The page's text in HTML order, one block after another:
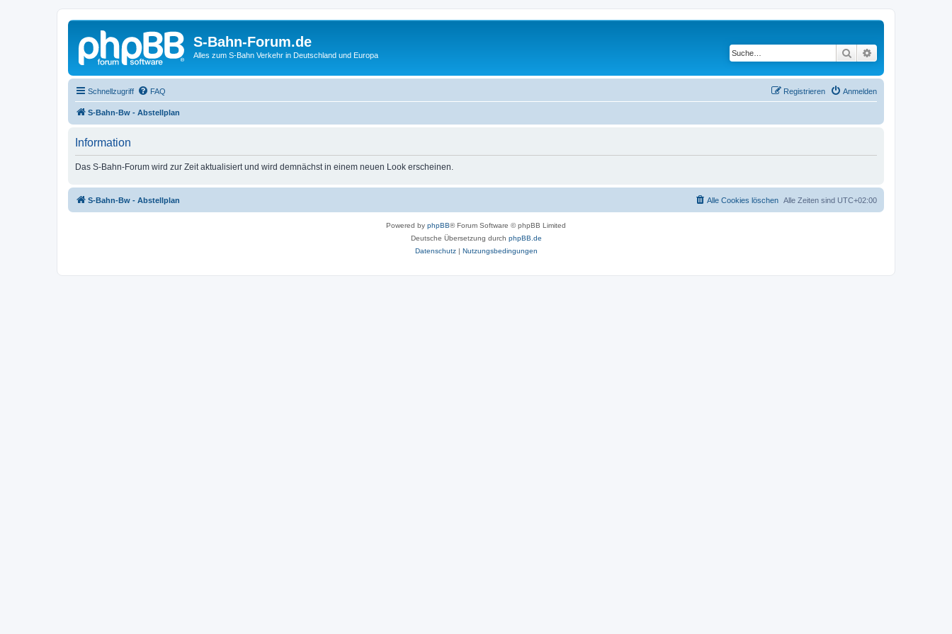
S-Bahn-Forum.de
Alles zum S-Bahn Verkehr in Deutschland und Europa Suche
Schnellzugriff FAQ Anmelden
Registrieren
S-Bahn-Bw - Abstellplan
Information
Das S-Bahn-Forum wird zur Zeit aktualisiert und wird demnächst in einem neuen Look erscheinen.
S-Bahn-Bw - Abstellplan Alle Zeiten sind UTC+02:00
Alle Cookies löschen
Powered by phpBB® Forum Software © phpBB Limited
Deutsche Übersetzung durch phpBB.de
Datenschutz| Nutzungsbedingungen